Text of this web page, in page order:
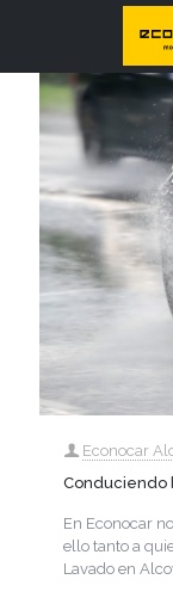
Econocar
Conduciendo
En Econocar
ello tanto a
Lavado en